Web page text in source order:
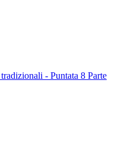
- Puntata 8 Parte